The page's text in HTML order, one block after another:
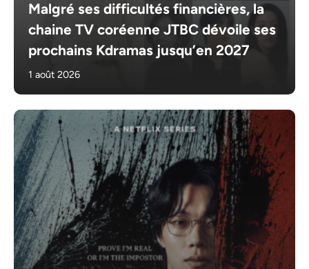
Malgré ses difficultés financières, la
chaine TV coréenne JTBC dévoile ses
prochains Kdramas jusqu’en 2027
1 août 2026